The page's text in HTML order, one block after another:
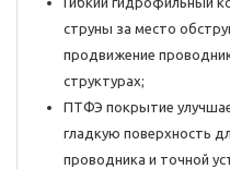
струны за место
продвижение
структурах;
ПТФЭ покрытие
гладкую поверхность
проводника и точной